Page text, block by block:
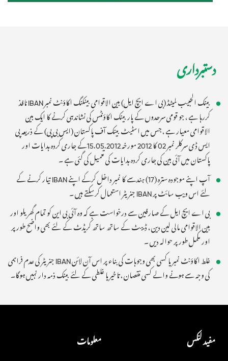
دستبرداری
بینک الحبیب لمیٹڈ (بی اے ایچ ایل) بین الاقوامی بینکنگ اکاؤنٹ نمبر IBAN نافذ
کررہا ہے ، جو قومی سرحدوں کے پار بینک اکاؤنٹس کی نشاندہی کرنے کا ایک بین
الاقوامی معیار ہے ، جس میں اسٹیٹ بینک آف پاکستان (ایس بی پی) کے ذریعہ پی
ایس ڈی سرکلر نمبر 02 کا 2012 مورخہ 15.05.2012کے جاری کردہ ہدایات اور
پاکستان میں آئی بین کی جاری کردہ ہدایات کی تعمیل کی گئی ہے ۔
آپ اپنے موجودہ سترہ (17) ہندسے کا نمبر داخل کرکے اپنے IBAN تیار کرنے کے
لئے اس ویب سائٹ پر IBAN جنریٹر استعمال کرسکتے ہیں ۔
بی اے ایچ ایل کے صارفین سے درخواست ہے کہ وہ آئی بی این کو تمام گھریلو اور
بین الاقوامی مالی لین دین ، ​​ڈیبٹ کے ساتھ ساتھ کریڈٹ کے لئے بھی واضح طور پر
اور مکمل طور پر حوالہ دیں ۔
غلط اکاؤنٹ نمبر یا کسی بھی وجوہات کی بناء پر اس آن لائن IBAN جنریٹر کی عدم فراہمی
کی وجہ سے ہونے والے کسی نقصان ، تاخیر یا غلطی کے لئے بینک ذمہ دار نہیں ہوگا۔
مفید لنکس معلومات